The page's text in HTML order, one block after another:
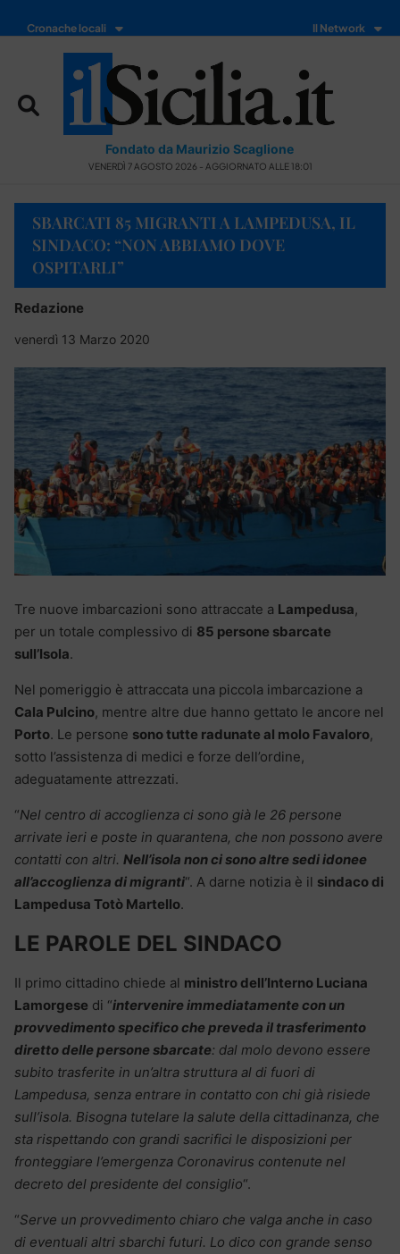
Cronache locali Il Network
Fondato da Maurizio Scaglione
VENERDÌ 7 AGOSTO 2026 - AGGIORNATO ALLE 18:01
SBARCATI 85 MIGRANTI A LAMPEDUSA, IL
SINDACO: “NON ABBIAMO DOVE
OSPITARLI”
Redazione
venerdì 13 Marzo 2020
Tre nuove imbarcazioni sono attraccate a Lampedusa,
per un totale complessivo di 85 persone sbarcate
sull’Isola.
Nel pomeriggio è attraccata una piccola imbarcazione a
Cala Pulcino, mentre altre due hanno gettato le ancore nel
Porto. Le persone sono tutte radunate al molo Favaloro,
sotto l’assistenza di medici e forze dell’ordine,
adeguatamente attrezzati.
“Nel centro di accoglienza ci sono già le 26 persone
arrivate ieri e poste in quarantena, che non possono avere
contatti con altri. Nell’isola non ci sono altre sedi idonee
all’accoglienza di migranti“. A darne notizia è il sindaco di
Lampedusa Totò Martello.
LE PAROLE DEL SINDACO
Il primo cittadino chiede al ministro dell’Interno Luciana
Lamorgese di “intervenire immediatamente con un
provvedimento specifico che preveda il trasferimento
diretto delle persone sbarcate: dal molo devono essere
subito trasferite in un’altra struttura al di fuori di
Lampedusa, senza entrare in contatto con chi già risiede
sull’isola. Bisogna tutelare la salute della cittadinanza, che
sta rispettando con grandi sacrifici le disposizioni per
fronteggiare l’emergenza Coronavirus contenute nel
decreto del presidente del consiglio“.
“Serve un provvedimento chiaro che valga anche in caso
di eventuali altri sbarchi futuri. Lo dico con grande senso